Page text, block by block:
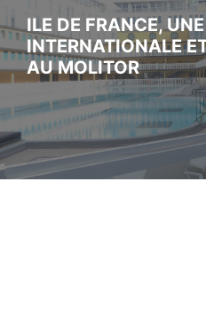
ILE DE FRANCE,
INTERNATIONALE
AU MOLITOR